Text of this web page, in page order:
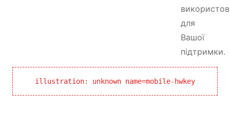
для
Вашої
підтримки.
illustration: unknown name=mobile-hwkey